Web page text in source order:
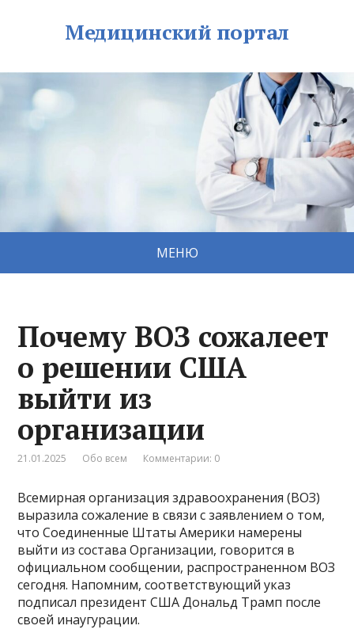
Медицинский портал
МЕНЮ
Почему ВОЗ сожалеет
о решении США
выйти из
организации
21.01.2025 Обо всем Комментарии: 0
Всемирная организация здравоохранения (ВОЗ)
выразила сожаление в связи с заявлением о том,
что Соединенные Штаты Америки намерены
выйти из состава Организации, говорится в
официальном сообщении, распространенном ВОЗ
сегодня. Напомним, соответствующий указ
подписал президент США Дональд Трамп после
своей инаугурации.